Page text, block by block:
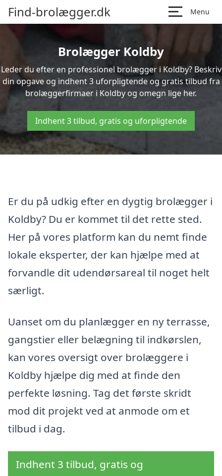
Find-brolægger.dk Menu
Brolægger Koldby
Leder du efter en professionel brolægger i Koldby? Beskriv
din opgave og indhent 3 uforpligtende og gratis tilbud fra
brolæggerfirmaer i Koldby og omegn lige her.
Indhent 3 tilbud, gratis og uforpligtende
Er du på udkig efter en dygtig brolægger i
Koldby? Du er kommet til det rette sted.
Her på vores platform kan du nemt finde
lokale eksperter, der kan hjælpe med at
forvandle dit udendørsareal til noget helt
særligt.
Uanset om du planlægger en ny terrasse,
gangstier eller belægning til indkørslen,
kan vores oversigt over brolæggere i
Koldby hjælpe dig med at finde den
perfekte løsning. Tag det første skridt
mod dit projekt ved at anmode om et
tilbud i dag.
Indhent 3 tilbud, gratis og